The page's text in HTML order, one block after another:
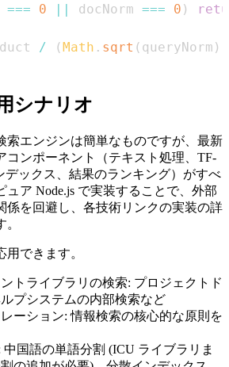
=== 0 || docNorm === 0 )
/ (Math . sqrt ( queryNorm )
シナリオ
索エンジンは簡単なものですが、最新
コンポーネント（テキスト処理、TF-
デックス、結果のランキング）がすべ
ュア Node.js で実装することで、外部
係を回避し、各技術リンクの実装の詳
できます。
トライブラリの検索: プロジェクトド
プシステムの内部検索など
ーション: 情報検索の核心的な原則を
中国語の単語分割 (ICU ライブラリま